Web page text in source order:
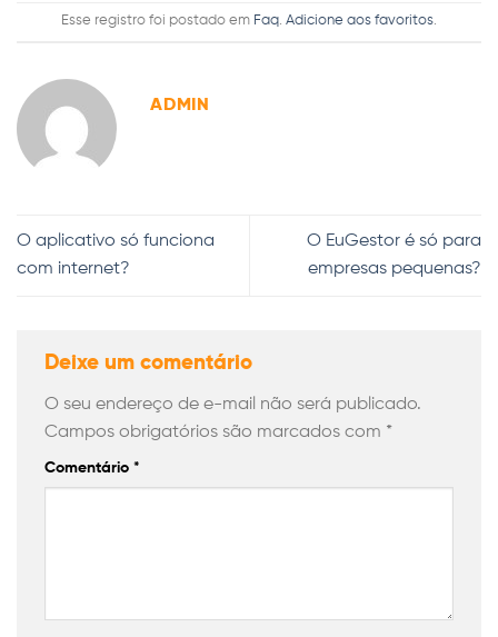
Esse registro foi postado em Faq. Adicione aos favoritos.
ADMIN
O aplicativo só funciona
com internet?
O EuGestor é só para
empresas pequenas?
Deixe um comentário
O seu endereço de e-mail não será publicado.
Campos obrigatórios são marcados com *
Comentário *